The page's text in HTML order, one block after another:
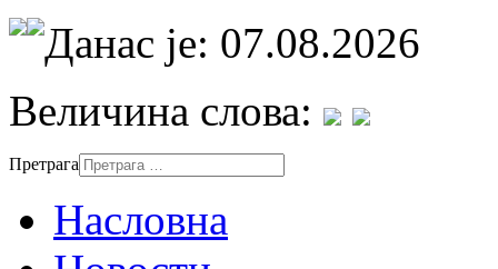
Данас је: 07.08.2026
Величина слова:
Претрага
Насловна